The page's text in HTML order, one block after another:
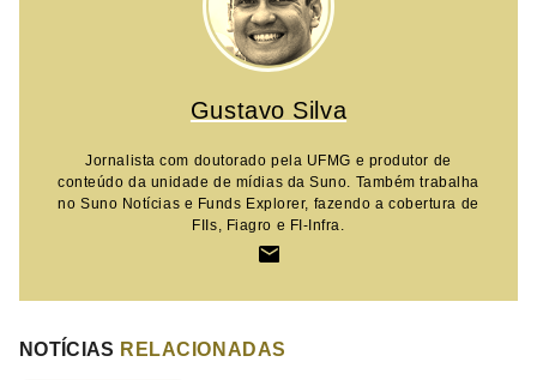
Gustavo Silva
Jornalista com doutorado pela UFMG e produtor de
conteúdo da unidade de mídias da Suno. Também trabalha
no Suno Notícias e Funds Explorer, fazendo a cobertura de
FIIs, Fiagro e FI-Infra.
NOTÍCIAS RELACIONADAS